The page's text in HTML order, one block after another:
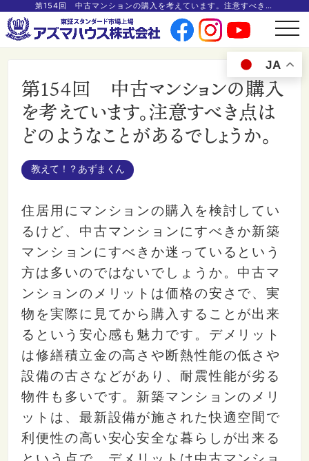
第154回 中古マンションの購入を考えています。注意すべき点はどのようなことがあるでしょうか。
t
o
g
l
JA
第154回 中古マンションの購入
を考えています。注意すべき点は
どのようなことがあるでしょうか。
教えて！？あずまくん
住居用にマンションの購入を検討してい
るけど、中古マンションにすべきか新築
マンションにすべきか迷っているという
方は多いのではないでしょうか。中古マ
ンションのメリットは価格の安さで、実
物を実際に見てから購入することが出来
るという安心感も魅力です。デメリット
は修繕積立金の高さや断熱性能の低さや
設備の古さなどがあり、耐震性能が劣る
物件も多いです。新築マンションのメリ
ットは、最新設備が施された快適空間で
利便性の高い安心安全な暮らしが出来る